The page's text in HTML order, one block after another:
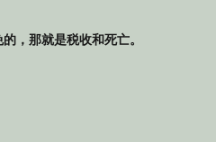
，那就是税收和死亡。